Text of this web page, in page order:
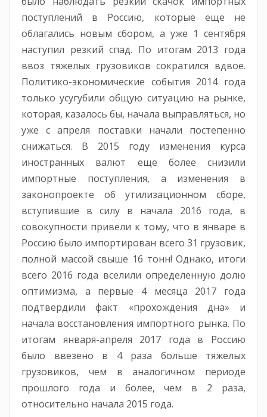
поступлений в Россию, которые еще не
облагались новым сбором, а уже 1 сентября
наступил резкий спад. По итогам 2013 года
ввоз тяжелых грузовиков сократился вдвое.
Политико-экономические события 2014 года
только усугубили общую ситуацию на рынке,
которая, казалось бы, начала выправляться, но
уже с апреля поставки начали постепенно
снижаться. В 2015 году изменения курса
иностранных валют еще более снизили
импортные поступления, а изменения в
законопроекте об утилизационном сборе,
вступившие в силу в начала 2016 года, в
совокупности привели к тому, что в январе в
Россию было импортирован всего 31 грузовик,
полной массой свыше 16 тонн! Однако, итоги
всего 2016 года вселили определенную долю
оптимизма, а первые 4 месяца 2017 года
подтвердили факт «прохождения дна» и
начала восстановления импортного рынка. По
итогам января-апреля 2017 года в Россию
было ввезено в 4 раза больше тяжелых
грузовиков, чем в аналогичном периоде
прошлого года и более, чем в 2 раза,
относительно начала 2015 года.